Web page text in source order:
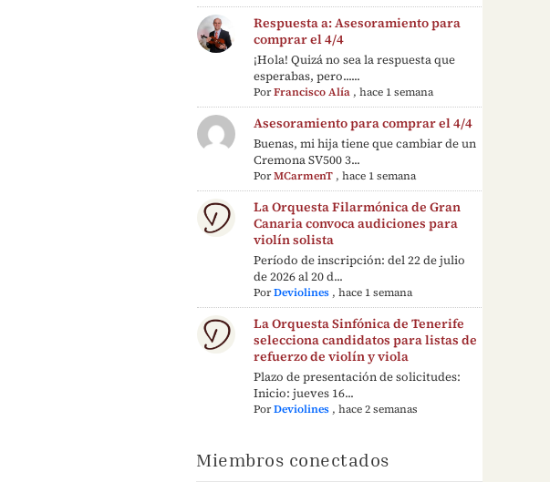
Respuesta a: Asesoramiento para
comprar el 4/4
¡Hola! Quizá no sea la respuesta que
esperabas, pero......
PorFrancisco Alía ,hace 1 semana
Asesoramiento para comprar el 4/4
Buenas, mi hija tiene que cambiar de un
Cremona SV500 3...
PorMCarmenT ,hace 1 semana
La Orquesta Filarmónica de Gran
Canaria convoca audiciones para
violín solista
Período de inscripción: del 22 de julio
de 2026 al 20 d...
PorDeviolines ,hace 1 semana
La Orquesta Sinfónica de Tenerife
selecciona candidatos para listas de
refuerzo de violín y viola
Plazo de presentación de solicitudes:
Inicio: jueves 16...
PorDeviolines ,hace 2 semanas
Miembros conectados